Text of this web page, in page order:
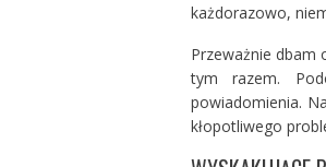
każdorazowo,
Przeważnie dbam
tym razem.
powiadomienia.
kłopotliwego